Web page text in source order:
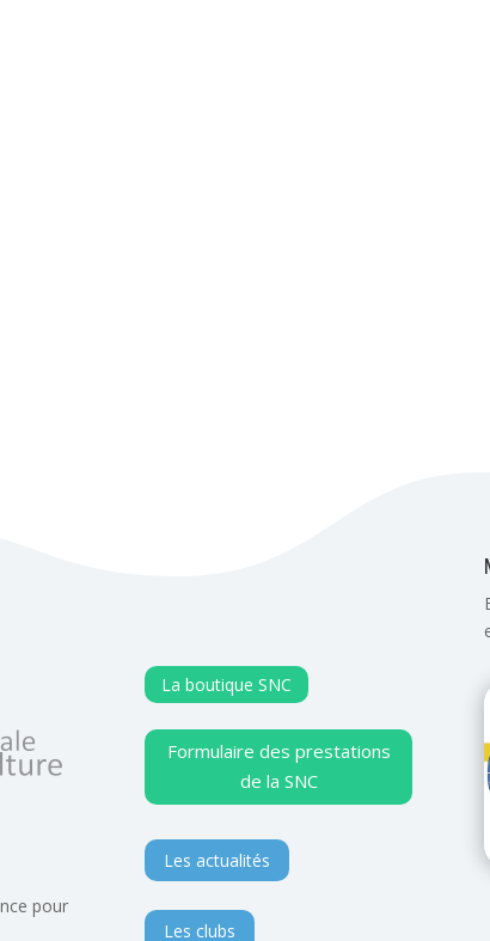
pour
La boutique SNC
Formulaire des prestations
de la SNC
Les actualités
Les clubs